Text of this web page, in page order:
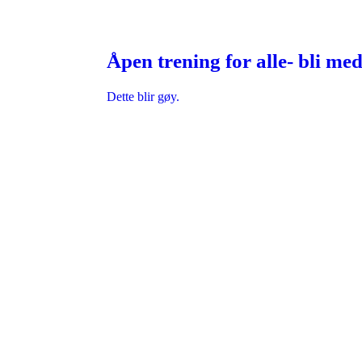
Åpen trening for alle- bli
Dette blir gøy.